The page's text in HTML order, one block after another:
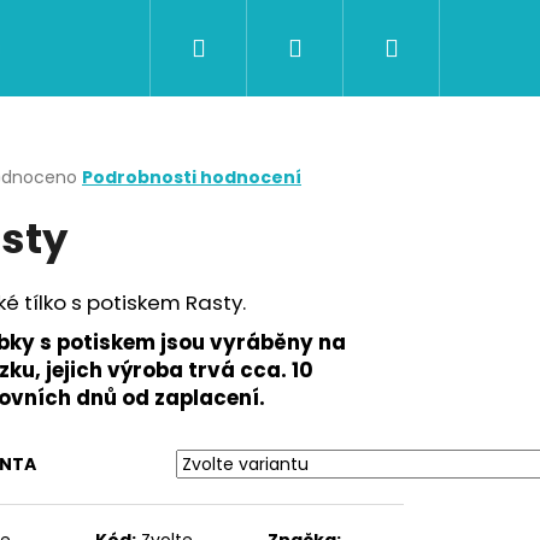
CERTIFIKÁTY A POUKAZY BAZAR
Přihlášení
Podrobnosti hodnocení
tílko s potiskem Rasty.
s potiskem jsou vyráběny na
jejich výroba trvá cca. 10
dnů od zaplacení.
Následující